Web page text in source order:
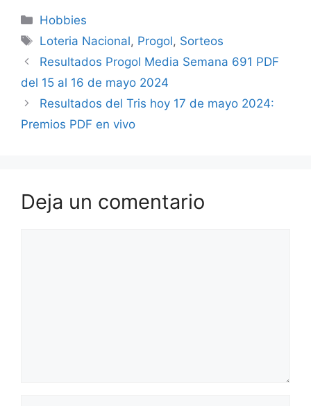
Categorías
Hobbies
Etiquetas
Loteria Nacional, Progol, Sorteos
Resultados Progol Media Semana 691 PDF
del 15 al 16 de mayo 2024
Resultados del Tris hoy 17 de mayo 2024:
Premios PDF en vivo
Deja un comentario